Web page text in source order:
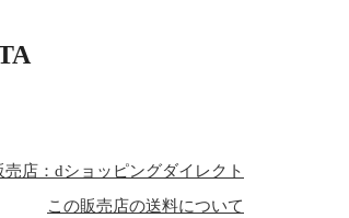
売店：dショッピングダイレクト
この販売店の送料について